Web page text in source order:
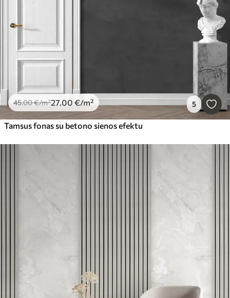
45.00€/m²27.00 €/m² 5
Tamsus fonas su betono sienos efektu